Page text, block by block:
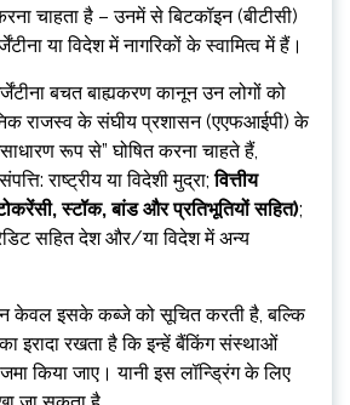
चाहता है – उनमें से बिटकॉइन (बीटीसी)
या विदेश में नागरिकों के स्वामित्व में हैं।
बचत बाह्यकरण कानून उन लोगों को
राजस्व के संघीय प्रशासन (एएफआईपी) के
रूप से” घोषित करना चाहते हैं,
राष्ट्रीय या विदेशी मुद्रा;वित्तीय
स्टॉक, बांड और प्रतिभूतियों सहित);
सहित देश और/या विदेश में अन्य
न केवल इसके कब्जे को सूचित करती है, बल्कि
इरादा रखता है कि इन्हें बैंकिंग संस्थाओं
किया जाए। यानी इस लॉन्ड्रिंग के लिए